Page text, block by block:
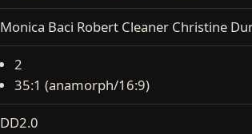
Monica Baci Robert Cleaner Christine
2
35:1 (anamorph/16:9)
DD2.0